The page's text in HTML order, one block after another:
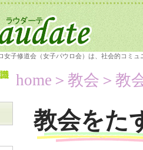
女子修道会（女子パウロ会）は、社会的コミ
home ＞教会＞ 教
教会をた